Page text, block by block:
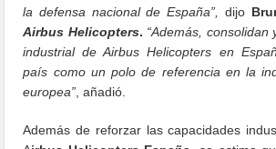
la defensa nacional de España”,
dijo
Airbus Helicopters. “Además, consolidan
industrial de Airbus Helicopters en
país como un polo de referencia en la
europea” , añadió.
Además de reforzar las capacidades